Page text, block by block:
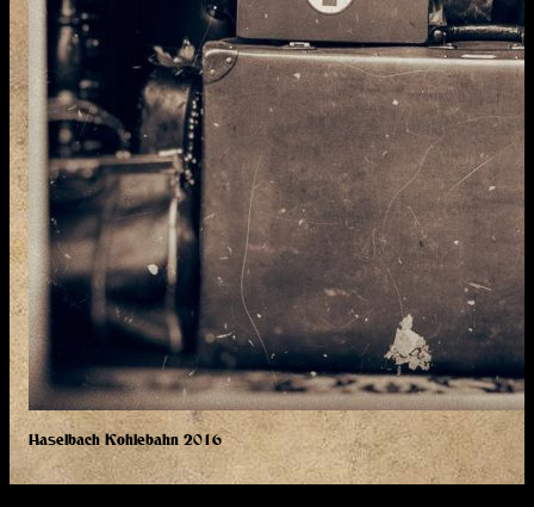
Haselbach Kohlebahn 2016